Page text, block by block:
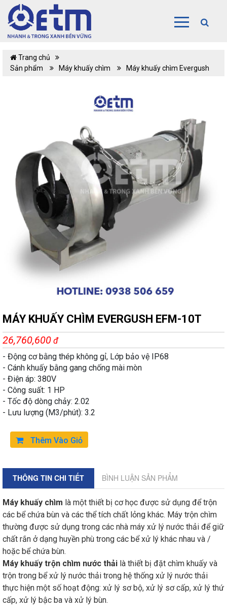
Trang chủ
Sản phẩm
Máy khuấy chìm Máy khuấy chìm Evergush
MÁY KHUẤY CHÌM EVERGUSH EFM-10T
26,760,600 đ
- Động cơ bằng thép không gỉ, Lớp bảo vệ IP68
- Cánh khuấy bằng gang chống mài mòn
- Điện áp: 380V
- Công suất: 1 HP
- Tốc độ dòng chảy: 2.02
- Lưu lượng (M3/phút): 3.2
Thêm Vào Giỏ
THÔNG TIN CHI TIẾT BÌNH LUẬN SẢN PHẨM
Máy khuấy chìm là một thiết bị cơ học được sử dụng để trộn
các bể chứa bùn và các thể tích chất lỏng khác. Máy trộn chìm
thường được sử dụng trong các nhà máy xử lý nước thải để giữ
chất rắn ở dạng huyền phù trong các bể xử lý khác nhau và /
hoặc bể chứa bùn.
Máy khuấy trộn chìm nước thải là thiết bị đặt chìm khuấy và
trộn trong bể xử lý nước thải trong hệ thống xử lý nước thải
thực hiện một số hoạt động: xử lý sơ bộ, xử lý sơ cấp, xử lý thứ
cấp, xử lý bậc ba và xử lý bùn.